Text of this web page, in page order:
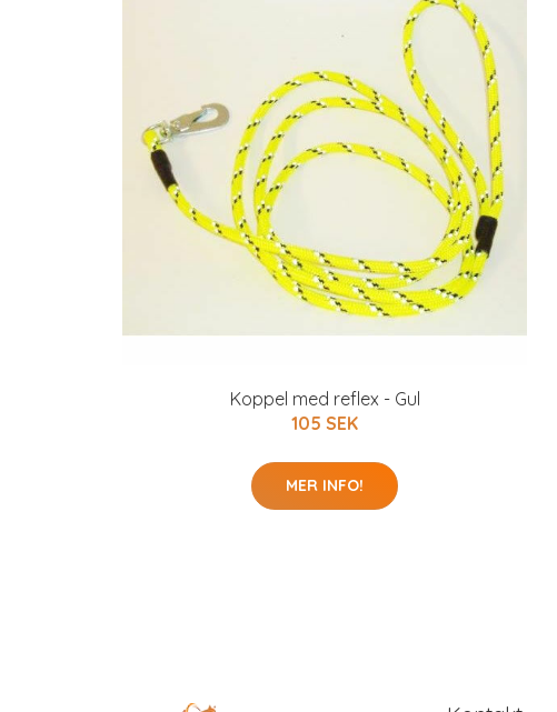
Koppel med reflex - Gul
105 SEK
MER INFO!